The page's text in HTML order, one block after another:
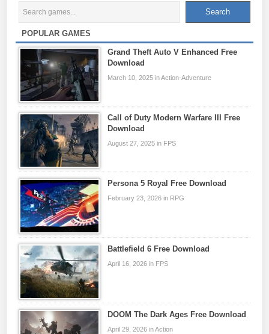
POPULAR GAMES
Grand Theft Auto V Enhanced Free
Download
March 10, 2025 in Action-Adventure
Call of Duty Modern Warfare III Free
Download
August 27, 2025 in FPS
Persona 5 Royal Free Download
February 23, 2026 in RPG
Battlefield 6 Free Download
April 16, 2026 in FPS
DOOM The Dark Ages Free Download
April 29, 2026 in Action